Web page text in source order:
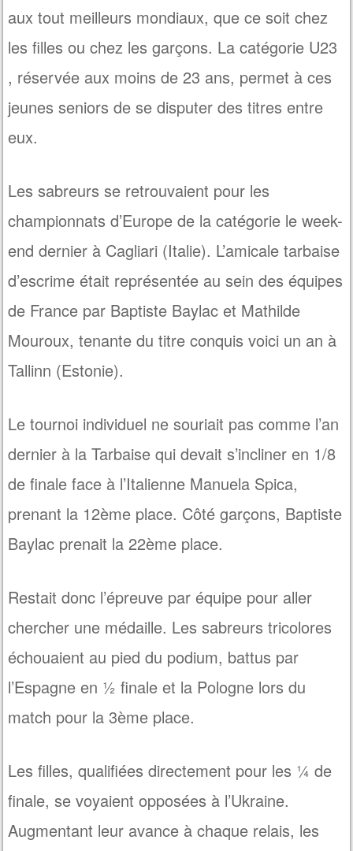
aux tout meilleurs mondiaux, que ce soit chez
les filles ou chez les garçons. La catégorie U23
, réservée aux moins de 23 ans, permet à ces
jeunes seniors de se disputer des titres entre
eux.
Les sabreurs se retrouvaient pour les
championnats d’Europe de la catégorie le week-
end dernier à Cagliari (Italie). L’amicale tarbaise
d’escrime était représentée au sein des équipes
de France par Baptiste Baylac et Mathilde
Mouroux, tenante du titre conquis voici un an à
Tallinn (Estonie).
Le tournoi individuel ne souriait pas comme l’an
dernier à la Tarbaise qui devait s’incliner en 1/8
de finale face à l’Italienne Manuela Spica,
prenant la 12ème place. Côté garçons, Baptiste
Baylac prenait la 22ème place.
Restait donc l’épreuve par équipe pour aller
chercher une médaille. Les sabreurs tricolores
échouaient au pied du podium, battus par
l’Espagne en ½ finale et la Pologne lors du
match pour la 3ème place.
Les filles, qualifiées directement pour les ¼ de
finale, se voyaient opposées à l’Ukraine.
Augmentant leur avance à chaque relais, les